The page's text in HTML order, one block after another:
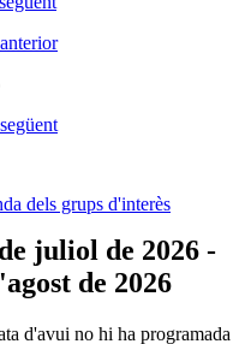
dels grups d'interès
juliol de 2026 -
de 2026
d'avui no hi ha programada